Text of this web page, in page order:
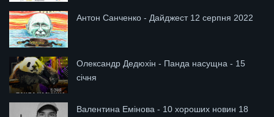
Антон Санченко - Дайджест 12 серпня 2022
Олександр Дедюхін - Панда насущна - 15
січня
Валентина Емінова - 10 хороших новин 18